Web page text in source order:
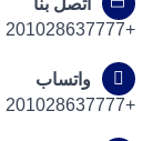
+201028637777
واتساب
+201028637777